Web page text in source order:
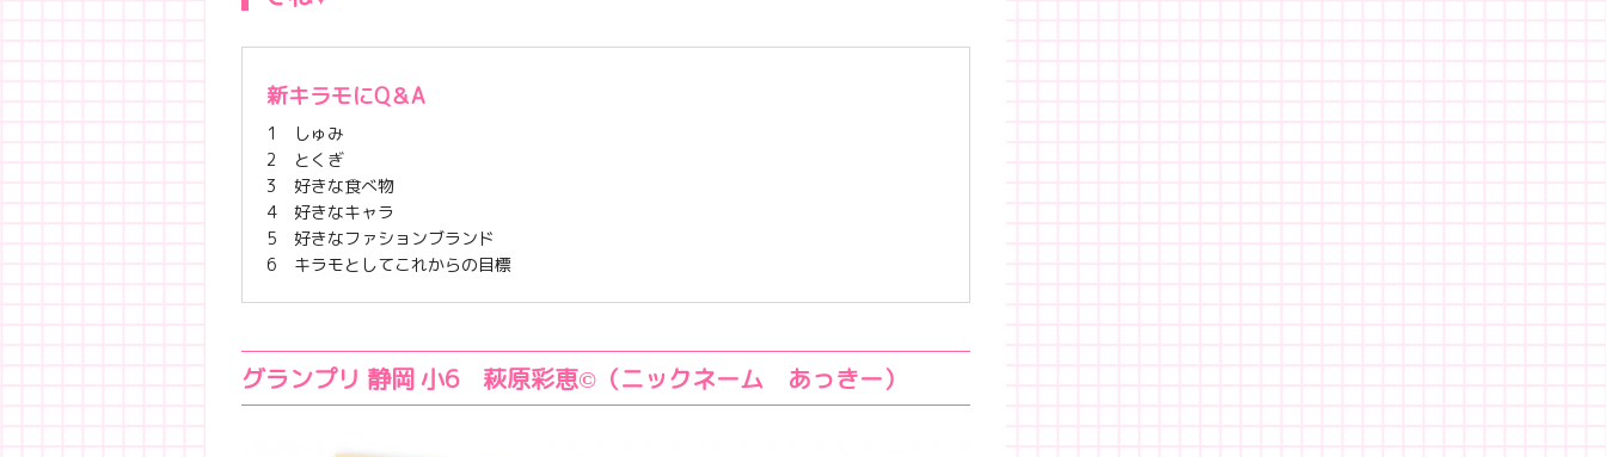
新キラモにQ＆A
1 しゅみ
2 とくぎ
3 好きな食べ物
4 好きなキャラ
5 好きなファションブランド
6 キラモとしてこれからの目標
グランプリ 静岡 小6 萩原彩恵©（ニックネーム あっきー）